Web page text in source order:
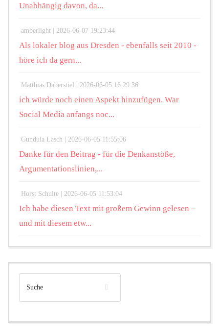
Unabhängig davon, da...
amberlight | 2026-06-07 19:23:44
Als lokaler blog aus Dresden - ebenfalls seit 2010 -
höre ich da gern...
Matthias Daberstiel | 2026-06-05 16:29:36
ich würde noch einen Aspekt hinzufügen. War
Social Media anfangs noc...
Gundula Lasch | 2026-06-05 11:55:06
Danke für den Beitrag - für die Denkanstöße,
Argumentationslinien,...
Horst Schulte | 2026-06-05 11:53:04
Ich habe diesen Text mit großem Gewinn gelesen –
und mit diesem etw...